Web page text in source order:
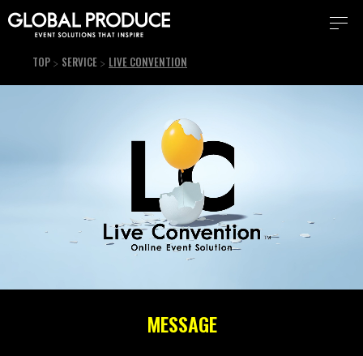
TOP SERVICE LIVE CONVENTION
MESSAGE